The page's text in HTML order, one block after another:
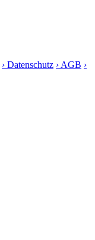
› Datenschutz › AGB ›